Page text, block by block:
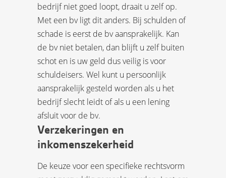
bedrijf niet goed loopt, draait u zelf op.
Met een bv ligt dit anders. Bij schulden of
schade is eerst de bv aansprakelijk. Kan
de bv niet betalen, dan blijft u zelf buiten
schot en is uw geld dus veilig is voor
schuldeisers. Wel kunt u persoonlijk
aansprakelijk gesteld worden als u het
bedrijf slecht leidt of als u een lening
afsluit voor de bv.
Verzekeringen en
inkomenszekerheid
De keuze voor een specifieke rechtsvorm